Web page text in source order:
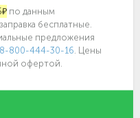
по данным
бесплатные.
предложения
8-800-444-30-16 . Цены
офертой.